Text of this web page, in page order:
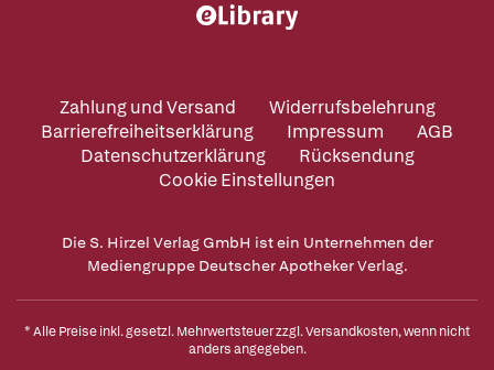
Zahlung und Versand
Widerrufsbelehrung
Barrierefreiheitserklärung
Impressum
AGB
Datenschutzerklärung
Rücksendung
Cookie Einstellungen
Die S. Hirzel Verlag GmbH ist ein Unternehmen der
Mediengruppe Deutscher Apotheker Verlag.
* Alle Preise inkl. gesetzl. Mehrwertsteuer zzgl.Versandkosten, wenn nicht
anders angegeben.